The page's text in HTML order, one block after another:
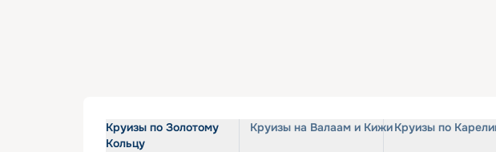
Круизы по Золотому
Кольцу
Круизы на Валаам и КижиКруизы по